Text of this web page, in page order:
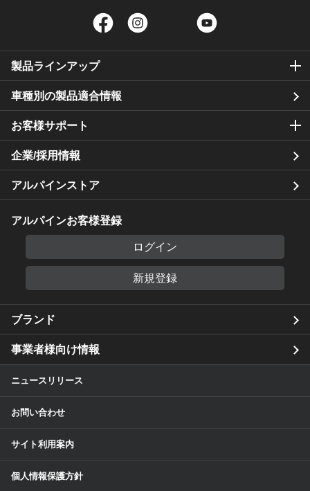
Facebook Twitter
製品ラインアップ
車種別の製品適合情報
お客様サポート
企業/採用情報
アルパインストア
アルパインお客様登録
ログイン
新規登録
ブランド
事業者様向け情報
ニュースリリース
お問い合わせ
サイト利用案内
個人情報保護方針